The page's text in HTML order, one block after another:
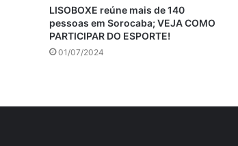
LISOBOXE reúne mais de 140
pessoas em Sorocaba; VEJA COMO
PARTICIPAR DO ESPORTE!
01/07/2024